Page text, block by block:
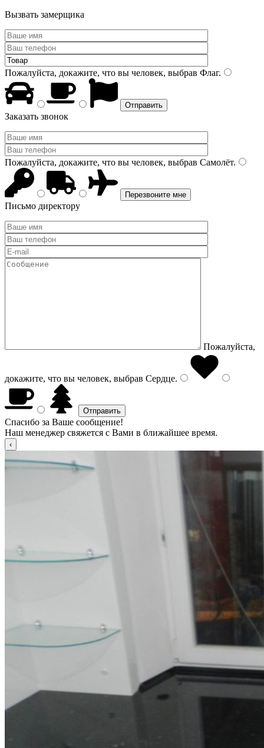
Вызвать замерщика
Пожалуйста, докажите, что вы человек, выбрав Флаг.
Заказать звонок
Пожалуйста, докажите, что вы человек, выбрав Самолёт.
Письмо директору
Пожалуйста,
докажите, что вы человек, выбрав Сердце.
Спасибо за Ваше сообщение!
Наш менеджер свяжется с Вами в ближайшее время.